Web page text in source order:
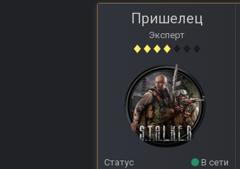
Пришелец
Эксперт
Статус
В сети